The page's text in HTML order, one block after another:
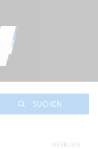
SUCHEN
WERBUNG